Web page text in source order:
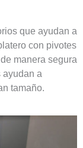
que ayudan a
con pivotes
manera segura
ayudan a
tamaño.